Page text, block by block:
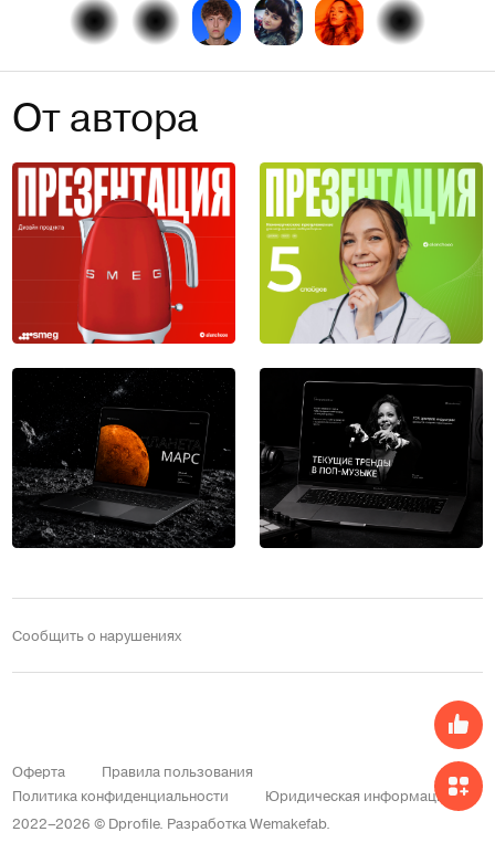
От автора
Сообщить о нарушениях
2022–2026 © Dprofile. РазработкаWemakefab.
Оферта
Правила пользования
Политика конфиденциальности
Юридическая информация